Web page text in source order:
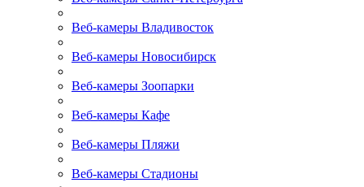
Веб-камеры Владивосток
Веб-камеры Новосибирск
Веб-камеры Зоопарки
Веб-камеры Кафе
Веб-камеры Пляжи
Веб-камеры Стадионы